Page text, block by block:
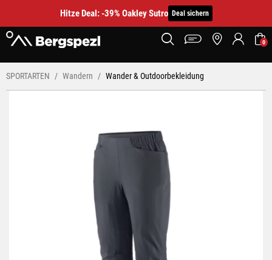
Hitze Deal: -39% Oakley Sutro Deal sichern
0
SPORTARTEN Wandern Wander & Outdoorbekleidung